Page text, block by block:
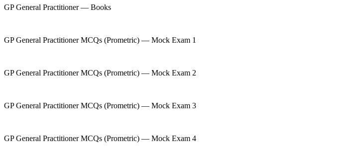
GP General Practitioner — Books
GP General Practitioner MCQs (Prometric) — Mock Exam 1
GP General Practitioner MCQs (Prometric) — Mock Exam 2
GP General Practitioner MCQs (Prometric) — Mock Exam 3
GP General Practitioner MCQs (Prometric) — Mock Exam 4